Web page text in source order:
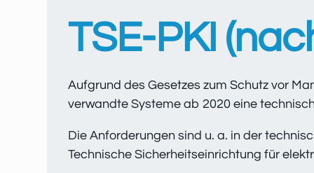
TSE-PKI
Aufgrund des Gesetzes zum Schutz vor
verwandte Systeme ab 2020 eine
Die Anforderungen sind u. a. in der
Technische Sicherheitseinrichtung für